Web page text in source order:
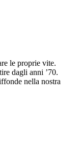
le proprie vite.
dagli anni ’70.
nella nostra